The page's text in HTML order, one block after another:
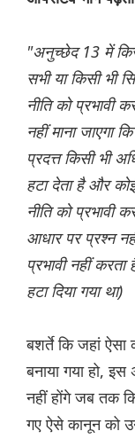
"अनुच्छेद 13 में
सभी या किसी भी
नीति को प्रभावी
नहीं माना जाएगा
प्रदत्त किसी भी
हटा देता है और
नीति को प्रभावी
आधार पर प्रश्न
प्रभावी नहीं
हटा दिया गया था)
बशर्ते कि जहां ऐसा
बनाया गया हो,
नहीं होंगे जब तक
गए ऐसे कानून को